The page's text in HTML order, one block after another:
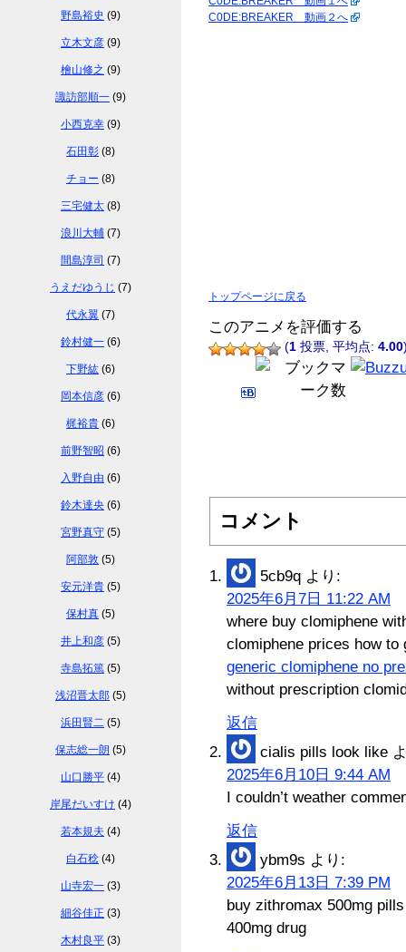
C0DE:BREAKER 動画２へ
トップページに戻る
このアニメを評価する
(1 投票, 平均点: 4.00
コメント
5cb9q より:
2025年6月7日 11:22 AM
where buy clomiphene
clomiphene prices how
generic clomiphene no
without prescription
返信
cialis pills look like
2025年6月10日 9:44 AM
I couldn’t weather
返信
ybm9s より:
2025年6月13日 7:39 PM
buy zithromax 500mg
400mg drug
野島裕史 (9)
立木文彦 (9)
檜山修之 (9)
諏訪部順一 (9)
小西克幸 (9)
石田彰 (8)
チョー (8)
三宅健太 (8)
浪川大輔 (7)
間島淳司 (7)
うえだゆうじ (7)
代永翼 (7)
鈴村健一 (6)
下野紘 (6)
岡本信彦 (6)
梶裕貴 (6)
前野智昭 (6)
入野自由 (6)
鈴木達央 (6)
宮野真守 (5)
阿部敦 (5)
安元洋貴 (5)
保村真 (5)
井上和彦 (5)
寺島拓篤 (5)
浅沼晋太郎 (5)
浜田賢二 (5)
保志総一朗 (5)
山口勝平 (4)
岸尾だいすけ (4)
若本規夫 (4)
白石稔 (4)
山寺宏一 (3)
細谷佳正 (3)
木村良平 (3)